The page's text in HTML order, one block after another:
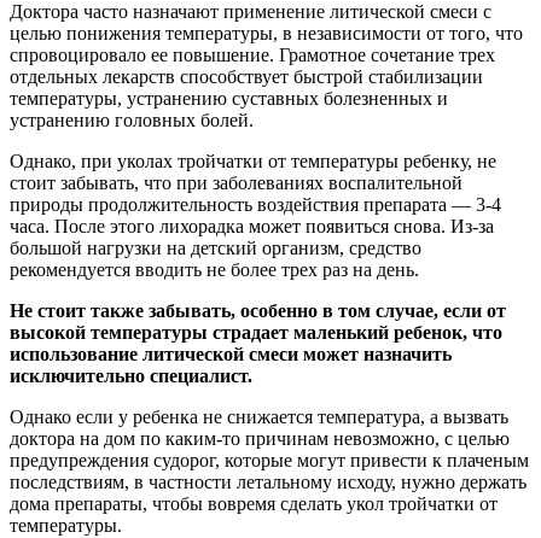
Доктора часто назначают применение литической смеси с
целью понижения температуры, в независимости от того, что
спровоцировало ее повышение. Грамотное сочетание трех
отдельных лекарств способствует быстрой стабилизации
температуры, устранению суставных болезненных и
устранению головных болей.
Однако, при уколах тройчатки от температуры ребенку, не
стоит забывать, что при заболеваниях воспалительной
природы продолжительность воздействия препарата — 3-4
часа. После этого лихорадка может появиться снова. Из-за
большой нагрузки на детский организм, средство
рекомендуется вводить не более трех раз на день.
Не стоит также забывать, особенно в том случае, если от
высокой температуры страдает маленький ребенок, что
использование литической смеси может назначить
исключительно специалист.
Однако если у ребенка не снижается температура, а вызвать
доктора на дом по каким-то причинам невозможно, с целью
предупреждения судорог, которые могут привести к плаченым
последствиям, в частности летальному исходу, нужно держать
дома препараты, чтобы вовремя сделать укол тройчатки от
температуры.